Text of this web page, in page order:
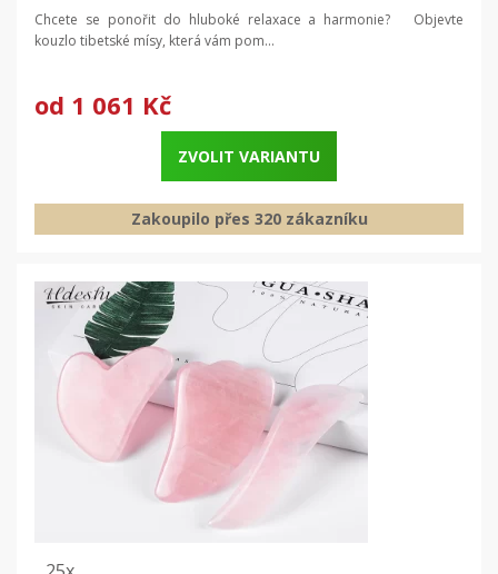
Chcete se ponořit do hluboké relaxace a harmonie? Objevte
kouzlo tibetské mísy, která vám pom...
od 1 061 Kč
ZVOLIT VARIANTU
Zakoupilo přes 320 zákazníku